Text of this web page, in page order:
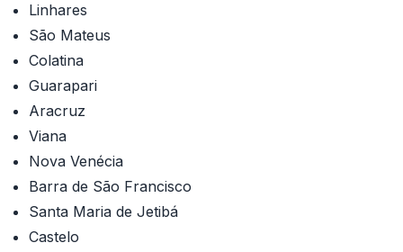
Linhares
São Mateus
Colatina
Guarapari
Aracruz
Viana
Nova Venécia
Barra de São Francisco
Santa Maria de Jetibá
Castelo